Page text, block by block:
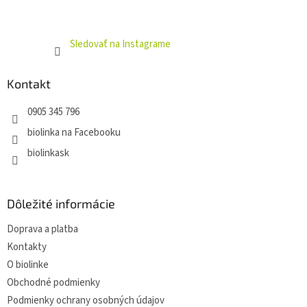
Sledovať na Instagrame
Kontakt
0905 345 796
biolinka na Facebooku
biolinkask
Dôležité informácie
Doprava a platba
Kontakty
O biolinke
Obchodné podmienky
Podmienky ochrany osobných údajov